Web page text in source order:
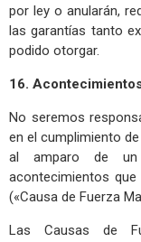
por ley o anularán,
las garantías tanto
podido otorgar.
16.
No seremos
en el cumplimiento
al amparo de
acontecimientos
(«Causa de Fuerza
Las Causas de